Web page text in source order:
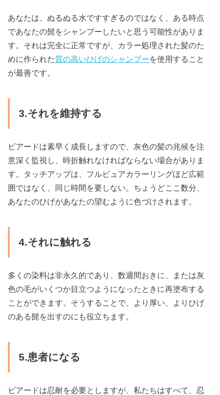
あなたは、ぬるぬる水ですすぎるのではなく、ある時点
であなたの髭をシャンプーしたいと思う可能性がありま
す。それは完全に正常ですが、カラー処理された髪のた
めに作られた質の高いひげのシャンプーを使用すること
が最善です。
3.それを維持する
ビアードは素早く成長しますので、灰色の髪の兆候を注
意深く監視し、時折触れなければならない場合がありま
す。タッチアップは、フルビュアカラーリングほど広範
囲ではなく、同じ時間を要しない。ちょうどここ数分、
あなたのひげがあなたの望むように色づけされます。
4.それに触れる
多くの染料は非永久的であり、数週間おきに、または灰
色の毛がいくつか目立つようになったときに再塗布する
ことができます。そうすることで、より厚い、よりひげ
のある髭を出すのにも役立ちます。
5.患者になる
ビアードは忍耐を必要としますが、私たちはすべて、忍